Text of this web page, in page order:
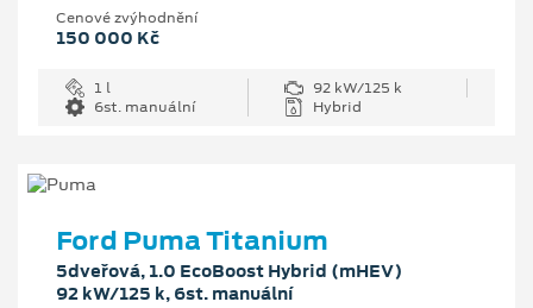
Cenové zvýhodnění
150 000 Kč
1 l
92 kW/125 k
6st. manuální
Hybrid
Ford Puma Titanium
5dveřová, 1.0 EcoBoost Hybrid (mHEV)
92 kW/125 k, 6st. manuální